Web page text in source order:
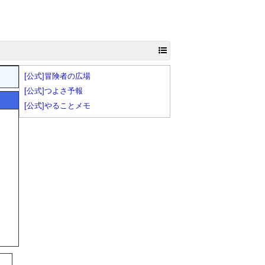
[公式]冒険者の広場
[公式]つよさ予報
[公式]やることメモ